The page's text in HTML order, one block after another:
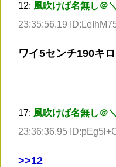
12: 風吹けば名無し＠
23:35:56.19
ワイ5センチ190キ
17: 風吹けば名無し＠
23:36:36.95
>>12